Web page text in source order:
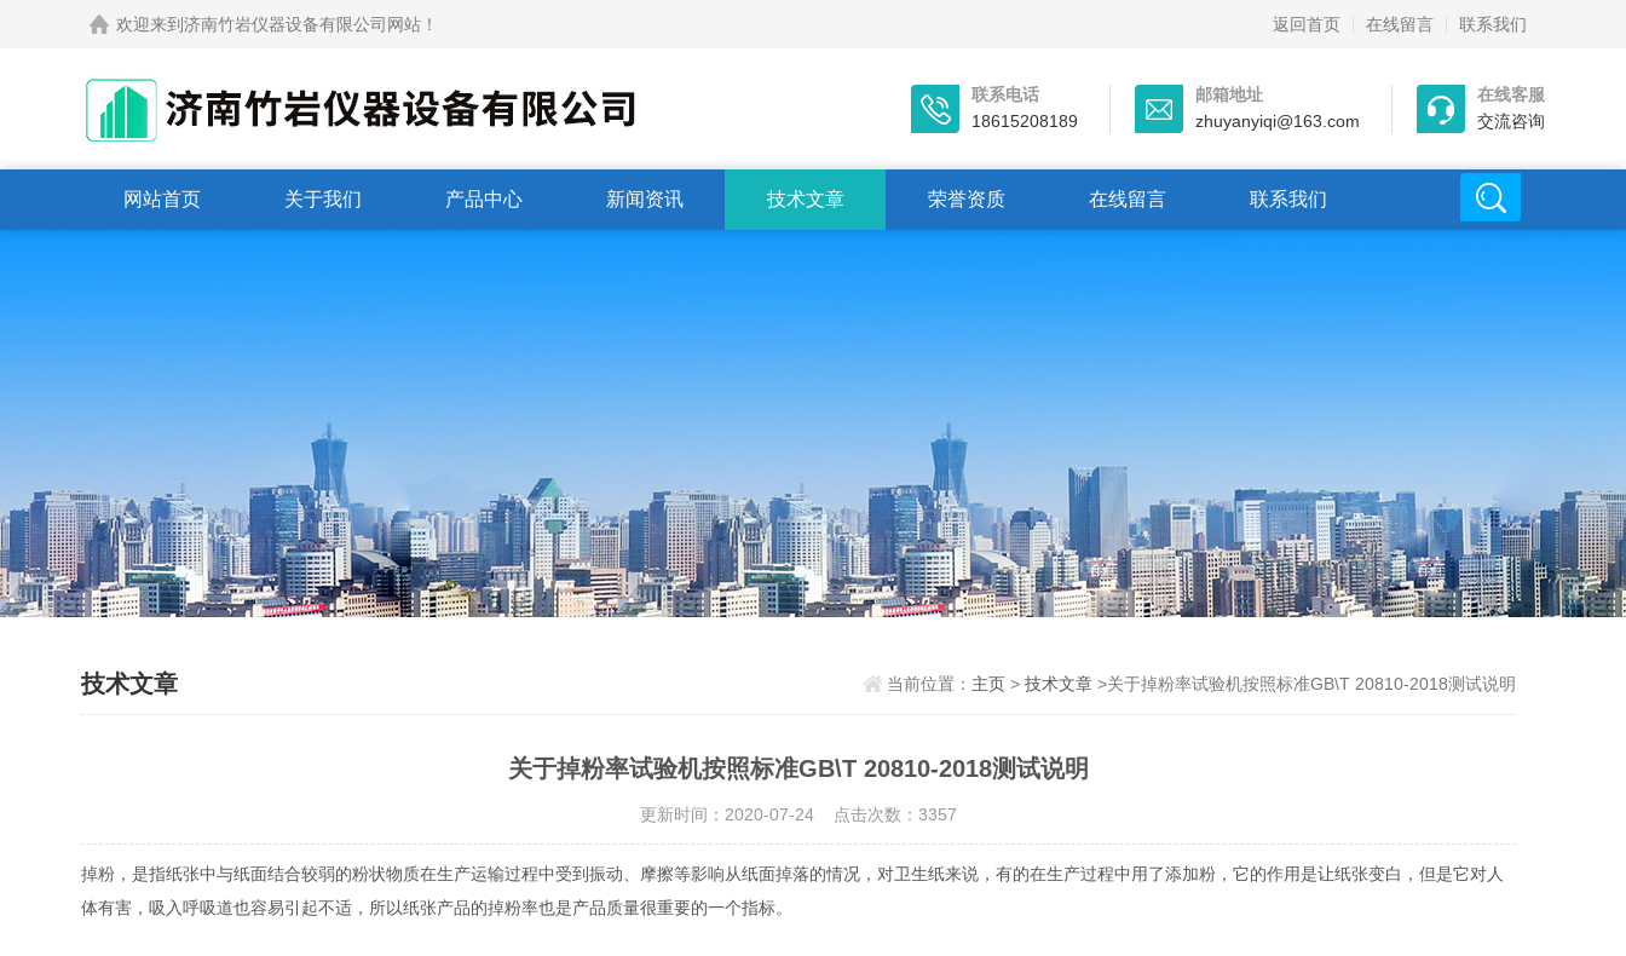
欢迎来到济南竹岩仪器设备有限公司网站！ 返回首页 在线留言 联系我们
联系电话
18615208189
邮箱地址
zhuyanyiqi@163.com
在线客服
交流咨询
网站首页 关于我们 产品中心 新闻资讯 技术文章 荣誉资质 在线留言 联系我们
技术文章 当前位置： 主页> 技术文章>关于掉粉率试验机按照标准GB\T 20810-2018测试说明
关于掉粉率试验机按照标准GB\T 20810-2018测试说明
更新时间：2020-07-24 点击次数：3357
掉粉，是指纸张中与纸面结合较弱的粉状物质在生产运输过程中受到振动、摩擦等影响从纸面掉落的情况，对卫生纸来说，有的在生产过程中用了添加粉，它的作用是让纸张变白，但是它对人
体有害，吸入呼吸道也容易引起不适，所以纸张产品的掉粉率也是产品质量很重要的一个指标。